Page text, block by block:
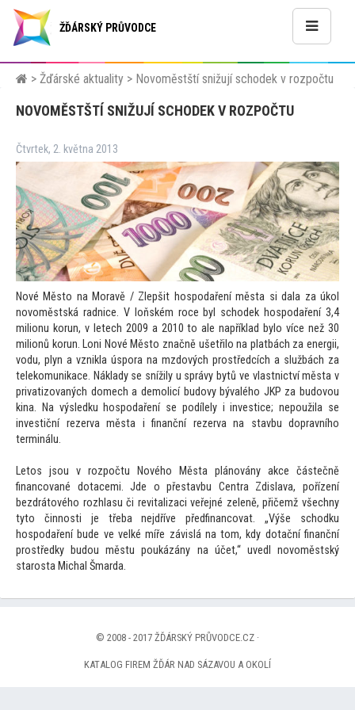
ŽĎÁRSKÝ PRŮVODCE
> Žďárské aktuality > Novoměstští snižují schodek v rozpočtu
NOVOMĚSTŠTÍ SNIŽUJÍ SCHODEK V ROZPOČTU
Čtvrtek, 2. května 2013
Nové Město na Moravě / Zlepšit hospodaření města si dala za úkol
novoměstská radnice. V loňském roce byl schodek hospodaření 3,4
milionu korun, v letech 2009 a 2010to ale například bylo více než 30
milionů korun. Loni Nové Město značně ušetřilo na platbách za energii,
vodu, plyn a vznikla úspora na mzdových prostředcích a službách za
telekomunikace. Náklady se snížily u správy bytů ve vlastnictví města v
privatizovaných domech a demolicí budovy bývalého JKP za budovou
kina. Na výsledku hospodaření se podílely i investice; nepoužila se
investiční rezerva města i finanční rezerva na stavbu dopravního
terminálu.
Letos jsou v rozpočtu Nového Města plánovány akce částečně
financované dotacemi. Jde o přestavbu Centra Zdislava, pořízení
bezdrátového rozhlasu či revitalizaci veřejné zeleně, přičemž všechny
tyto činnosti je třeba nejdříve předfinancovat. „Výše schodku
hospodaření bude ve velké míře závislá natom, kdy dotační finanční
prostředky budou městu poukázány na účet,“ uvedl novoměstský
starosta Michal Šmarda.
© 2008 - 2017 ŽĎÁRSKÝ PRŮVODCE.CZ ·
KATALOG FIREM ŽĎÁR NAD SÁZAVOU A OKOLÍ